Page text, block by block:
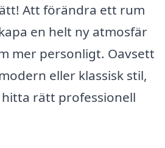
Att förändra ett rum
en helt ny atmosfär
mer personligt. Oavsett
eller klassisk stil,
rätt professionell